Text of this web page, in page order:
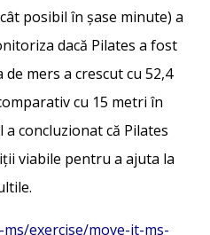
posibil în șase minute) a
dacă Pilates a fost
mers a crescut cu 52,4
cu 15 metri în
concluzionat că Pilates
viabile pentru a ajuta la
exercise/move-it-ms-